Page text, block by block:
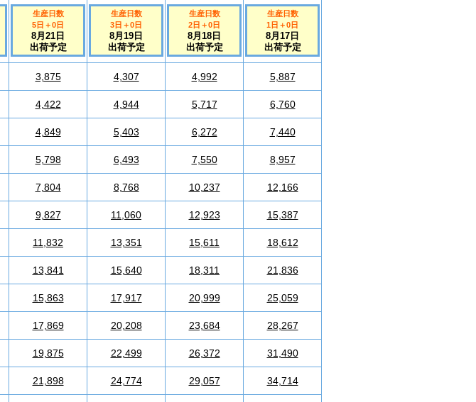
生産日数
5日 ＋0日
8月21日
出荷予定
生産日数
3日 ＋0日
8月19日
出荷予定
生産日数
2日 ＋0日
8月18日
出荷予定
生産日数
1日 ＋0日
8月17日
出荷予定
3,875 4,307 4,992 5,887
4,422 4,944 5,717 6,760
4,849 5,403 6,272 7,440
5,798 6,493 7,550 8,957
7,804 8,768 10,237 12,166
9,827 11,060 12,923 15,387
11,832 13,351 15,611 18,612
13,841 15,640 18,311 21,836
15,863 17,917 20,999 25,059
17,869 20,208 23,684 28,267
19,875 22,499 26,372 31,490
21,898 24,774 29,057 34,714